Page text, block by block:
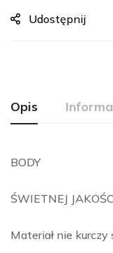
Udostępnij
Opis
BODY
ŚWIETNEJ
Materiał nie kurczy